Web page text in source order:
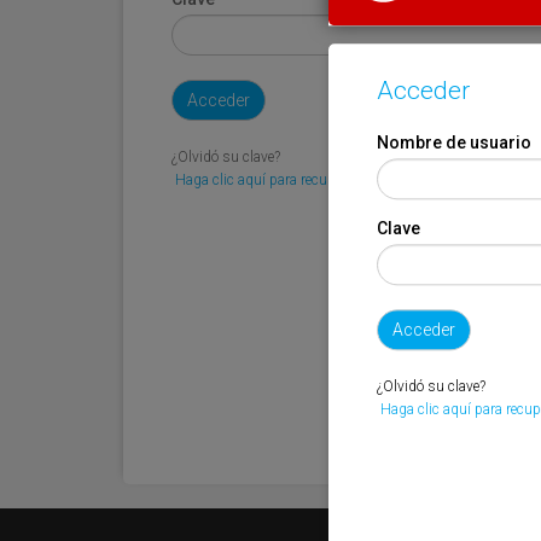
¿Olvidó su clave?
Haga clic aquí para recuperarla.
Acceder
Nombre de usuario
Clave
¿Olvidó su clave?
Haga clic aquí para